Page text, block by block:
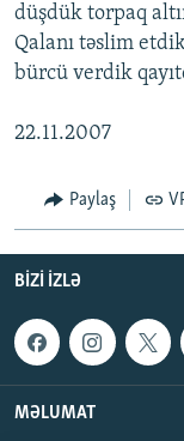
İZ - MƏDƏNIYYƏT
AZADLIQRADIOSU
XƏBƏR
RFE/RL-in
düşdük torpaq
Qalanı təslim
bürcü verdik
22.11.2007
Paylaş
BIZI IZLƏ
MƏLUMAT